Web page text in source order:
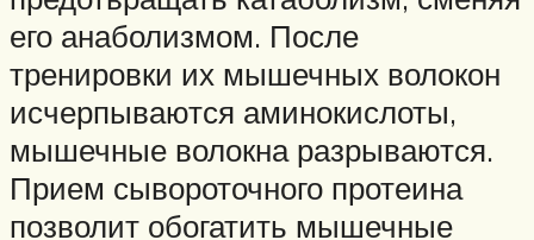
его анаболизмом. После
тренировки их мышечных волокон
исчерпываются аминокислоты,
мышечные волокна разрываются.
Прием сывороточного протеина
позволит обогатить мышечные